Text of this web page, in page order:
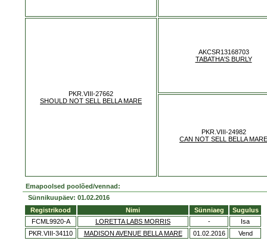
PKR.VIII-27662
SHOULD NOT SELL BELLA MARE
AKCSR13168703
TABATHA'S BURLY
PKR.VIII-24982
CAN NOT SELL BELLA MARE
Emapoolsed poolõed/vennad:
Sünnikuupäev: 01.02.2016
Registrikood
Nimi Sünniaeg
Sugulus
FCML9920-A
LORETTA LABS MORRIS -
Isa
PKR.VIII-34110
MADISON AVENUE BELLA MARE 01.02.2016 Vend